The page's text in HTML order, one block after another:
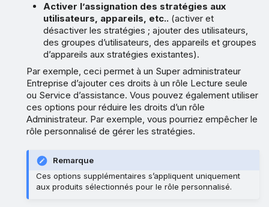
Activer l’assignation des stratégies aux
utilisateurs, appareils, etc.. (activer et
désactiver les stratégies ; ajouter des utilisateurs,
des groupes d’utilisateurs, des appareils et groupes
d’appareils aux stratégies existantes).
Par exemple, ceci permet à un Super administrateur
Entreprise d’ajouter ces droits à un rôle Lecture seule
ou Service d’assistance. Vous pouvez également utiliser
ces options pour réduire les droits d’un rôle
Administrateur. Par exemple, vous pourriez empêcher le
rôle personnalisé de gérer les stratégies.
Remarque
Ces options supplémentaires s’appliquent uniquement
aux produits sélectionnés pour le rôle personnalisé.